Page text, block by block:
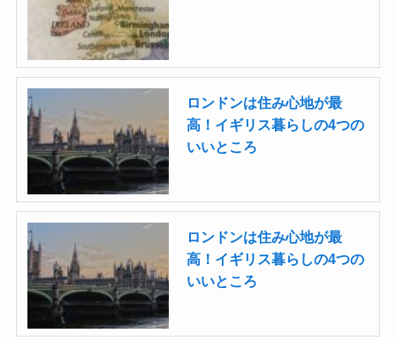
ロンドンは住み心地が最
高！イギリス暮らしの4つの
いいところ
ロンドンは住み心地が最
高！イギリス暮らしの4つの
いいところ